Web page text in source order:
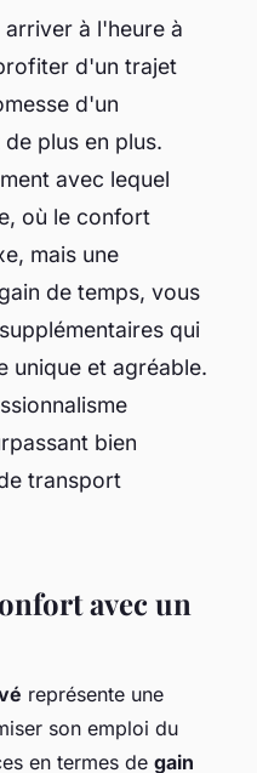
à l'heure à
d'un trajet
d'un
plus en plus.
avec lequel
où le confort
mais une
de temps, vous
qui
unique et agréable.
bien
transport
avec un
représente une
son emploi du
en termes de gain